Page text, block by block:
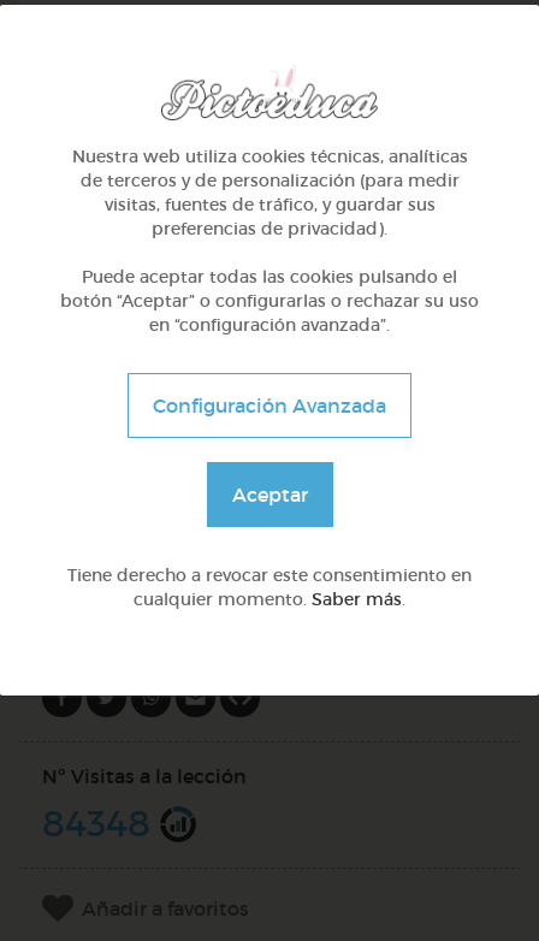
1º Primaria (6-7 años)
Escritura creativa en galego
DOCS (2)
Nº Visitas a la lección
84348
Añadir a favoritos
Nuestra web utiliza cookies técnicas, analíticas
de terceros y de personalización (para medir
visitas, fuentes de tráfico, y guardar sus
preferencias de privacidad).
Puede aceptar todas las cookies pulsando el
botón “Aceptar” o configurarlas o rechazar su uso
en “configuración avanzada”.
Configuración Avanzada
Aceptar
Tiene derecho a revocar este consentimiento en
cualquier momento. Saber más.